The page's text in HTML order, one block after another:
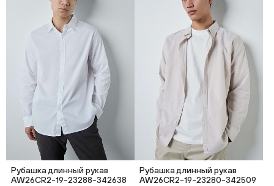
Рубашка длинный рукав
AW26CR2-19-23288-342638
Рубашка длинный рукав
AW26CR2-19-23280-342509